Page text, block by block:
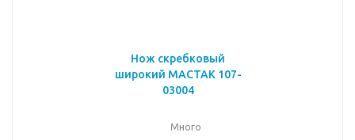
Нож скребковый
широкий МАСТАК 107-
03004
Много